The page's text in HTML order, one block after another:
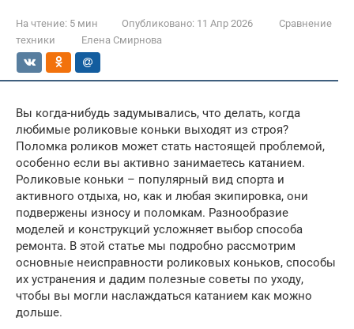
На чтение: 5 мин Опубликовано: 11 Апр 2026
Сравнение
техники
Елена Смирнова
Вы когда-нибудь задумывались, что делать, когда
любимые роликовые коньки выходят из строя?
Поломка роликов может стать настоящей проблемой,
особенно если вы активно занимаетесь катанием.
Роликовые коньки – популярный вид спорта и
активного отдыха, но, как и любая экипировка, они
подвержены износу и поломкам. Разнообразие
моделей и конструкций усложняет выбор способа
ремонта. В этой статье мы подробно рассмотрим
основные неисправности роликовых коньков, способы
их устранения и дадим полезные советы по уходу,
чтобы вы могли наслаждаться катанием как можно
дольше.